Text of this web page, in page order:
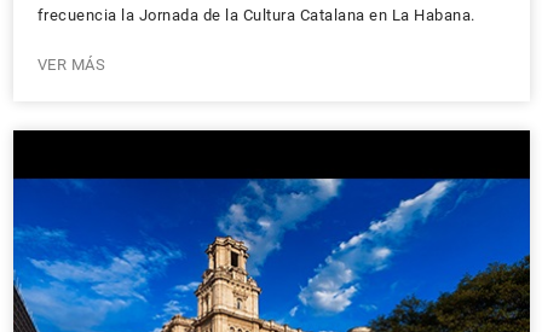
frecuencia la Jornada de la Cultura Catalana en La Habana.
VER MÁS